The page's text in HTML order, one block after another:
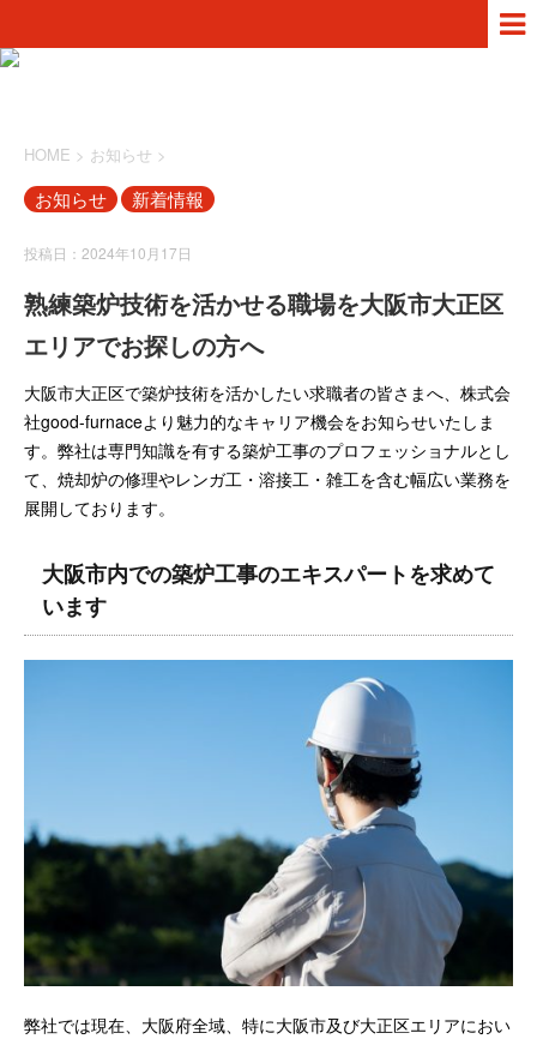
HOME > お知らせ >
お知らせ 新着情報
投稿日：2024年10月17日
熟練築炉技術を活かせる職場を大阪市大正区
エリアでお探しの方へ
大阪市大正区で築炉技術を活かしたい求職者の皆さまへ、株式会
社good-furnaceより魅力的なキャリア機会をお知らせいたしま
す。弊社は専門知識を有する築炉工事のプロフェッショナルとし
て、焼却炉の修理やレンガ工・溶接工・雑工を含む幅広い業務を
展開しております。
大阪市内での築炉工事のエキスパートを求めて
います
弊社では現在、大阪府全域、特に大阪市及び大正区エリアにおい